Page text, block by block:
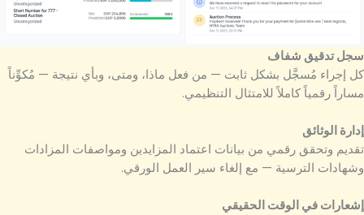
سجل تدقيق شفاف
كل إجراء مُسجَّل بشكل ثابت — من فعل ماذا، ومتى، وبأي نتيجة — مُكوِّناً
مساراً رقمياً كاملاً للامتثال التنظيمي.
إدارة الوثائق
تقديم وتحقق رقمي من بيانات اعتماد المزايدين ومواصفات المزادات
وشهادات الترسية — مع إلغاء سير العمل الورقي.
إشعارات في الوقت الحقيقي